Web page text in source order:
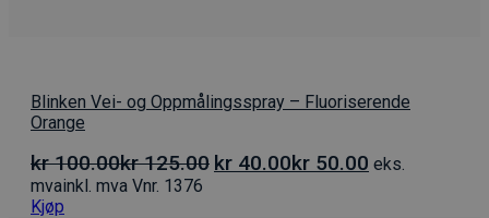
Blinken Vei- og Oppmålingsspray – Fluoriserende
Orange
kr100.00kr125.00 Opprinnelig
kr 40.00kr 50.00 Nåværende
eks.
mvainkl. mva Vnr. 1376
Kjøp